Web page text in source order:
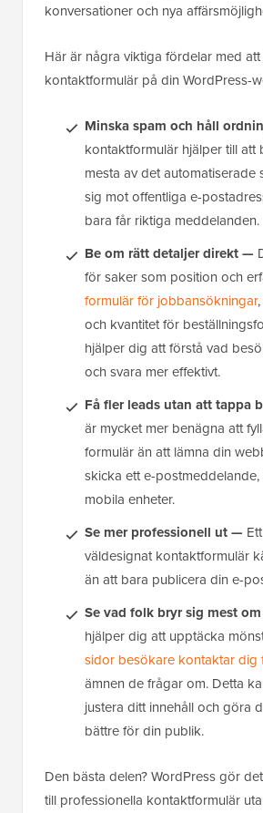
konversationer och nya
Här är några viktiga fördelar med
kontaktformulär på din WordPress-
Minska spam och håll
kontaktformulär hjälper till att
mesta av det automatiserade
sig mot offentliga e-
bara får riktiga meddelanden.
Be om rätt detaljer direkt —
för saker som position och
formulär för jobbansökningar
och kvantitet för
hjälper dig att förstå vad
och svara mer effektivt.
Få fler leads utan att tappa
är mycket mer benägna att
formulär än att lämna din
skicka ett e-
mobila enheter.
Se mer professionell ut —
väldesignat kontaktformulär
än att bara publicera din e-
Se vad folk bryr sig mest
hjälper dig att upptäcka
sidor besökare kontaktar dig
ämnen de frågar om. Detta
justera ditt innehåll och göra
bättre för din publik.
Den bästa delen? WordPress gör
till professionella kontaktformulär